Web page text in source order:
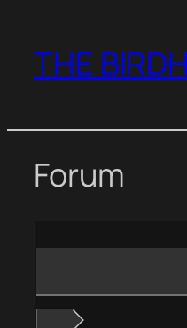
springen
THE
Forum